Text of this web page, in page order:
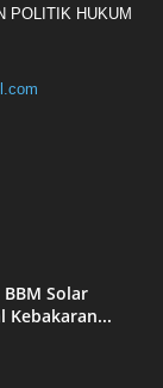
POLITIK HUKUM
Solar
Kebakaran...